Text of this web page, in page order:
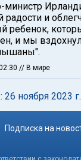
радости и
ребенок,
и мы
// В мире
26 ноября 2023 г.
Подписка на